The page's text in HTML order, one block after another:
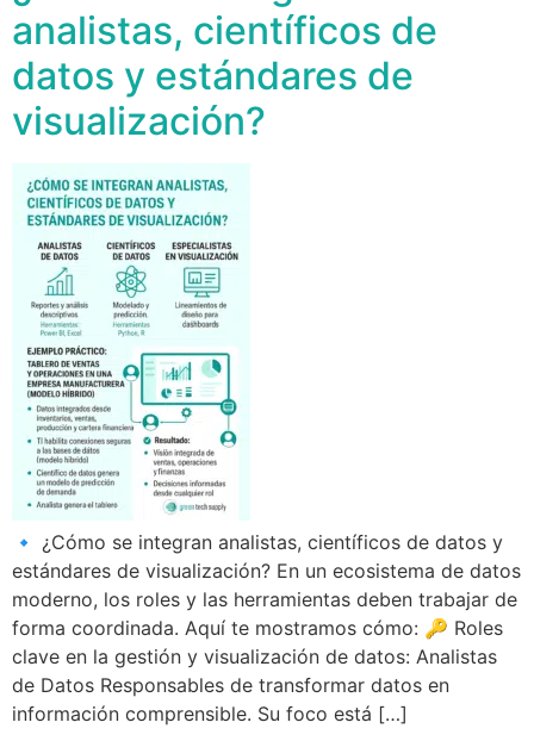
analistas, científicos de
datos y estándares de
visualización?
🔹 ¿Cómo se integran analistas, científicos de datos y
estándares de visualización? En un ecosistema de datos
moderno, los roles y las herramientas deben trabajar de
forma coordinada. Aquí te mostramos cómo: 🔑 Roles
clave en la gestión y visualización de datos: Analistas
de Datos Responsables de transformar datos en
información comprensible. Su foco está […]